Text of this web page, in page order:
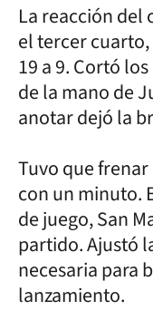
La reacción
el tercer
19 a 9. Cortó
de la mano de
anotar dejó la
Tuvo que
con un minuto.
de juego, San
partido. Ajustó
necesaria para
lanzamiento.